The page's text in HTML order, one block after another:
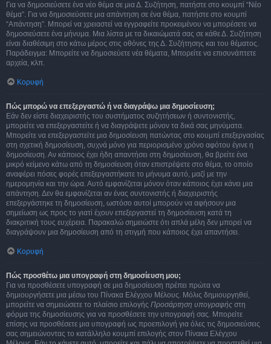
Για να δημοσιεύσετε ένα νέο θέμα σε μια Δ. Συζήτηση, πατήστε στο κουμπί “Νέο
θέμα”. Για να δημοσιεύσετε μια απάντηση σε ένα θέμα, πατήστε στο κουμπί
“Απάντηση”. Μπορεί να χρειαστεί να εγγραφείτε προκειμένου να μπορέσετε να
δημοσιεύσετε ένα μήνυμα. Μια λίστα με τα δικαιώματά σας σε κάθε Δ. Συζήτηση
είναι διαθέσιμη στο κάτω μέρος στις οθόνες της Δ. Συζήτησης και του θέματος.
Παράδειγμα: Μπορείτε να δημοσιεύετε νέα θέματα, Μπορείτε να επισυνάπτετε
αρχεία, κλπ.
Κορυφή
Πώς μπορώ να επεξεργαστώ ή να διαγράψω μια δημοσίευση;
Εάν δεν είστε διαχειριστής του συστήματος συζητήσεων ή συντονιστής,
μπορείτε να επεξεργαστείτε ή να διαγράψετε μόνον τα δικά σας μηνύματα.
Μπορείτε να επεξεργαστείτε μια δημοσίευση πατώντας στο κουμπί επεξεργασίας
στη σχετική δημοσίευση, συχνά μόνο για περιορισμένο χρόνο αφότου έγινε η
δημοσίευση. Αν κάποιος έχει ήδη απαντήσει στη δημοσίευση, θα βρείτε ένα
μικρό κείμενο κάτω από τη δημοσίευση όταν επιστρέψετε στο θέμα, το οποίο
αναφέρει πόσες φορές επεξεργαστήκατε το μήνυμα αυτό, μαζί με την
ημερομηνία και την ώρα. Αυτό εμφανίζεται μόνον όταν κάποιος έχει κάνει μια
απάντηση. Δεν θα εμφανίζεται αν ένας συντονιστής ή διαχειριστής
επεξεργάστηκε τη δημοσίευση, ωστόσο αυτοί μπορούν να αφήσουν μια
σημείωση ως προς το γιατί έχουν επεξεργαστεί τη δημοσίευση κατά τη
διακριτική τους ευχέρεια. Παρακαλώ σημειώστε ότι απλά μέλη δεν μπορεί να
διαγράψουν μια δημοσίευση από τη στιγμή που κάποιος έχει απαντήσει.
Κορυφή
Πώς προσθέτω μια υπογραφή στη δημοσίευση μου;
Για να προσθέσετε υπογραφή σε μια δημοσίευση πρέπει πρώτα να
δημιουργήσετε μια μέσω του Πίνακα Ελέγχου Μέλους. Μόλις δημιουργηθεί,
μπορείτε να σημειώσετε το πλαίσιο επιλογής Προσάρτηση υπογραφής στη
φόρμα της δημοσίευσης για να προσθέσετε την υπογραφή σας. Μπορείτε
επίσης να προσθέσετε μια υπογραφή ως προεπιλογή για όλες τις δημοσιεύσεις
σας σημειώνοντας το κατάλληλο κουμπί επιλογής στον Πίνακα Ελέγχου